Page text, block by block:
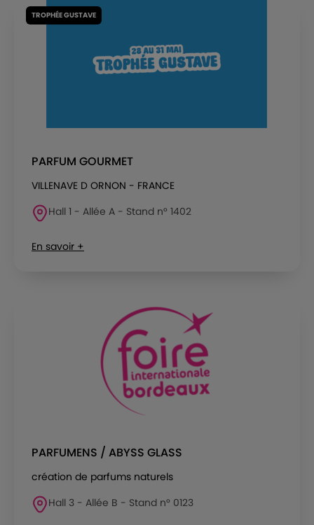
TROPHÉE GUSTAVE
PARFUM GOURMET
VILLENAVE D ORNON - FRANCE
Hall 1 - Allée A - Stand n° 1402
En savoir +
PARFUMENS / ABYSS GLASS
création de parfums naturels
Hall 3 - Allée B - Stand n° 0123